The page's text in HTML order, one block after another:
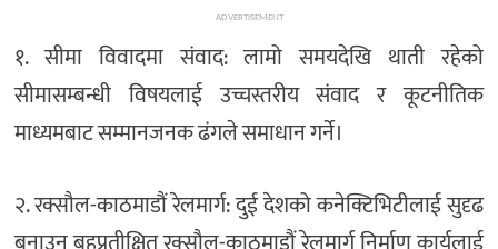
ADVERTISEMENT
१. सीमा विवादमा संवाद: लामो समयदेखि थाती रहेको
सीमासम्बन्धी विषयलाई उच्चस्तरीय संवाद र कूटनीतिक
माध्यमबाट सम्मानजनक ढंगले समाधान गर्ने।
२. रक्सौल-काठमाडौं रेलमार्ग: दुई देशको कनेक्टिभिटीलाई सुदृढ